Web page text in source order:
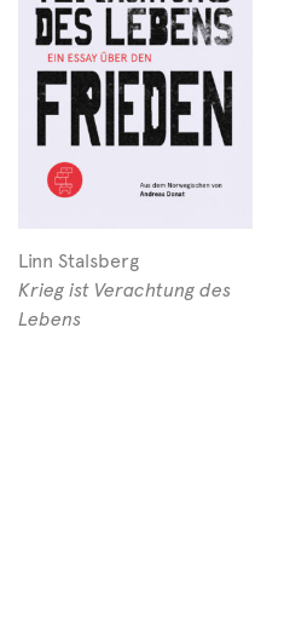
Linn Stalsberg
Krieg ist Verachtung des
Lebens